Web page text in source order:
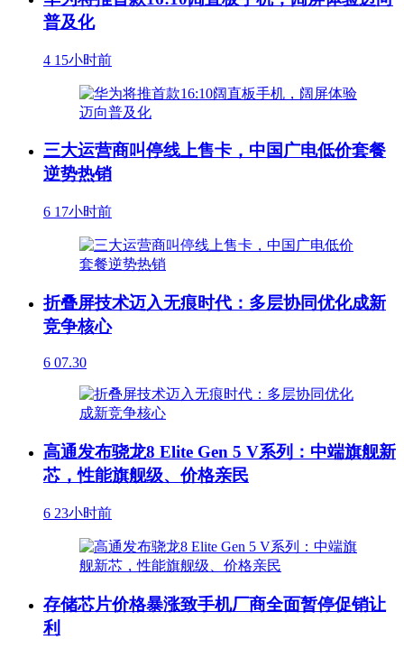
普及化
4 15小时前
三大运营商叫停线上售卡，中国广电低价套餐
逆势热销
6 17小时前
折叠屏技术迈入无痕时代：多层协同优化成新
竞争核心
6 07.30
高通发布骁龙8 Elite Gen 5 V系列：中端旗舰新
芯，性能旗舰级、价格亲民
6 23小时前
存储芯片价格暴涨致手机厂商全面暂停促销让
利